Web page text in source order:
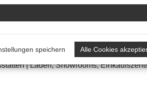
inkl. Mehrzweckhallen | Kulturbauten,
| Läden, Showrooms,
speichern Alle Cookies